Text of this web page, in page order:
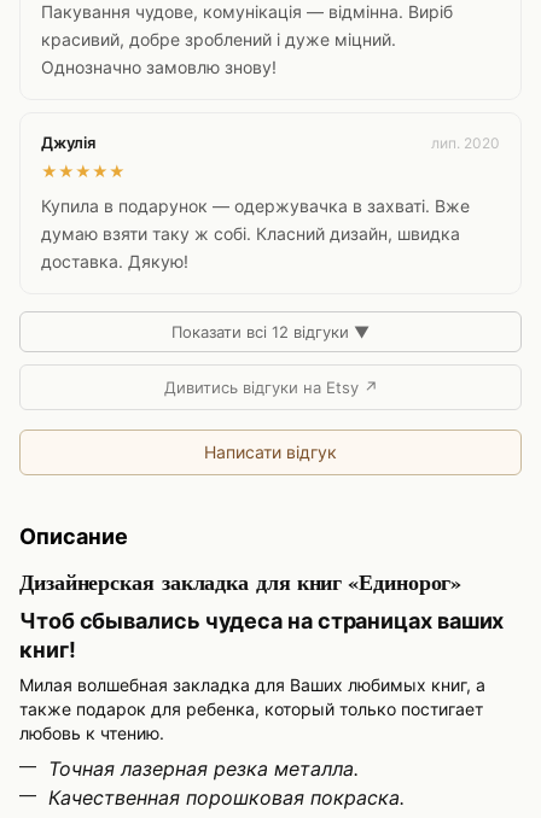
Пакування чудове, комунікація — відмінна. Виріб
красивий, добре зроблений і дуже міцний.
Однозначно замовлю знову!
Джулія лип. 2020
★★★★★
Купила в подарунок — одержувачка в захваті. Вже
думаю взяти таку ж собі. Класний дизайн, швидка
доставка. Дякую!
Показати всі 12 відгуки ▼
Дивитись відгуки на Etsy ↗
Написати відгук
Описание
Дизайнерская закладка для книг «Единорог»
Чтоб сбывались чудеса на страницах ваших
книг!
Милая волшебная закладка для Ваших любимых книг, а
также подарок для ребенка, который только постигает
любовь к чтению.
Точная лазерная резка металла.
Качественная порошковая покраска.